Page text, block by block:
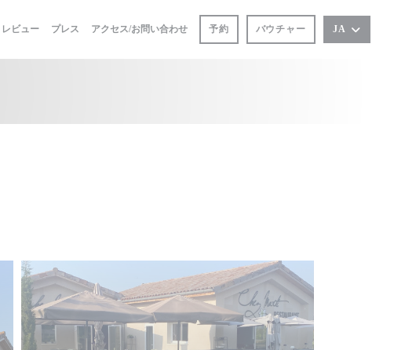
レビュー プレス アクセス/お問い合わせ 予約 バウチャー JA